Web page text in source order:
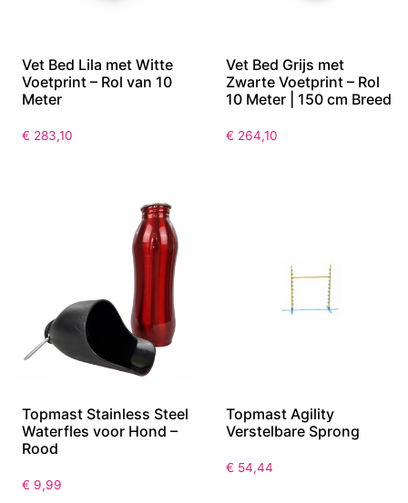
Vet Bed Lila met Witte
Voetprint – Rol van 10
Meter
€ 283,10
Vet Bed Grijs met
Zwarte Voetprint – Rol
10 Meter | 150 cm Breed
€ 264,10
Topmast Stainless Steel
Waterfles voor Hond –
Rood
€ 9,99
Topmast Agility
Verstelbare Sprong
€ 54,44